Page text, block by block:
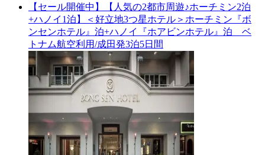
【セール開催中】【人気の2都市周遊♪ホーチミン2泊
+ハノイ1泊】＜好立地3つ星ホテル＞ホーチミン『ボ
ンセンホテル』泊+ハノイ『ホアビンホテル』泊 ベ
トナム航空利用/成田発3泊5日間